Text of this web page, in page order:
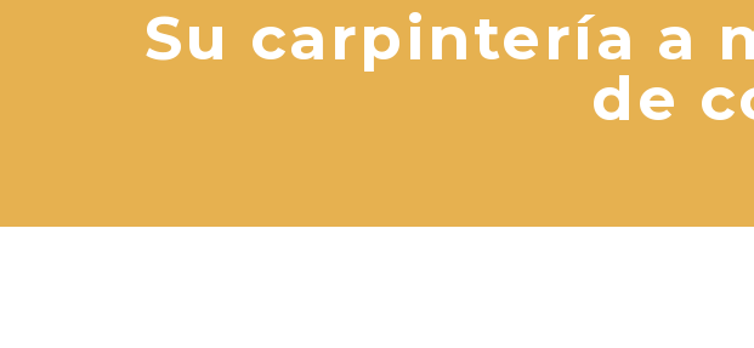
Su carpintería a
de